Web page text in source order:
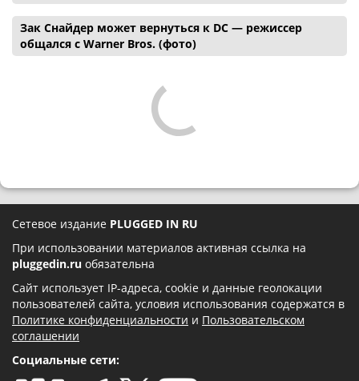
Зак Снайдер может вернуться к DC — режиссер
общался с Warner Bros. (фото)
Сетевое издание PLUGGED IN RU
При использовании материалов активная ссылка на
pluggedin.ru обязательна
Сайт использует IP-адреса, cookie и данные геолокации
пользователей сайта, условия использования содержатся в
Политике конфиденциальности и Пользовательском
соглашении
Социальные сети: